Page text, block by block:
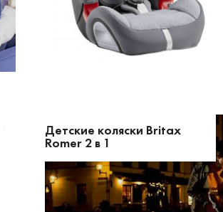
Детские коляски Britax
Romer 2 в 1